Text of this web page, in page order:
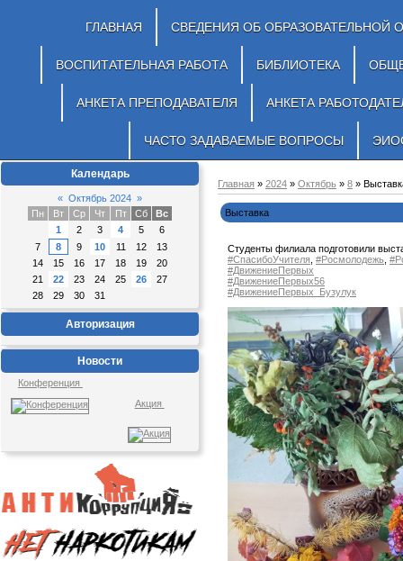
ГЛАВНАЯ СВЕДЕНИЯ ОБ ОБРАЗОВАТЕЛЬНОЙ
ВОСПИТАТЕЛЬНАЯ РАБОТА БИБЛИОТЕКА
АНКЕТА ПРЕПОДАВАТЕЛЯ АНКЕТА
ЧАСТО ЗАДАВАЕМЫЕ ВОПРОСЫ
Календарь
« Октябрь 2024 »
Пн
Вт Ср Чт Пт Сб
Вс
1
2 3 4 5
6
7
8 9 10 11 12
13
14
15 16 17 18 19
20
21
22 23 24 25 26
27
28
29 30 31
Авторизация
Новости
Конференция
Акция
Главная » 2024 » Октябрь » 8 »
Выставка
Студенты филиала подготовили
#СпасибоУчителя #Росмолодежь
#ДвижениеПервых
#ДвижениеПервых56
#ДвижениеПервых_Бузулук